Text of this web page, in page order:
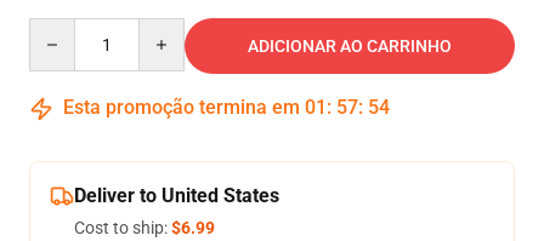
ADICIONAR AO CARRINHO
Esta promoção termina em 01 : 57: 54
Deliver to United States
Cost to ship:$6.99